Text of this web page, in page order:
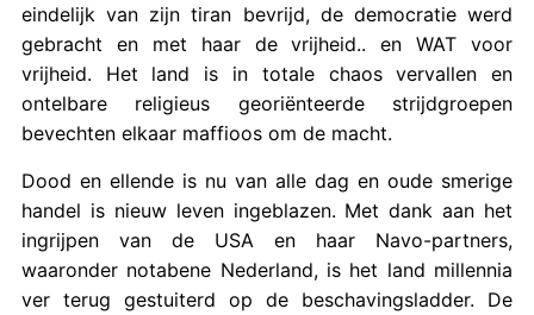
eindelijk van zijn tiran bevrijd, de democratie werd
gebracht en met haar de vrijheid.. en WAT voor
vrijheid. Het land is in totale chaos vervallen en
ontelbare religieus georiënteerde strijdgroepen
bevechten elkaar maffioos om de macht.
Dood en ellende is nu van alle dag en oude smerige
handel is nieuw leven ingeblazen. Met dank aan het
ingrijpen van de USA en haar Navo-partners,
waaronder notabene Nederland, is het land millennia
ver terug gestuiterd op de beschavingsladder. De